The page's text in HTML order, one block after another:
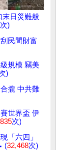
末日災難般
次)
民間財富
規模 竊美
)
攏 中共難
世界盃 伊
次)
「六四」
(32,468次)